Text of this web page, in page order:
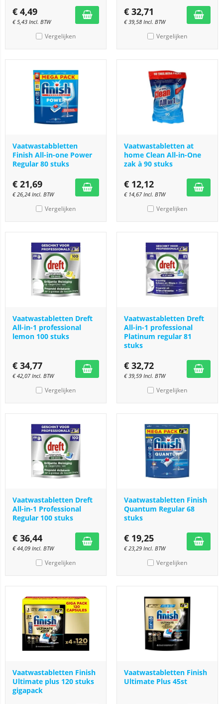
€ 4,49
€5,43 Incl. BTW
Vergelijken
€ 32,71
€39,58 Incl. BTW
Vergelijken
Vaatwastabbletten
Finish All-in-one Power
Regular 80 stuks
€ 21,69
€26,24 Incl. BTW
Vergelijken
Vaatwastabletten at
home Clean All-in-One
zak à 90 stuks
€ 12,12
€ 14,67 Incl. BTW
Vergelijken
Vaatwastabletten Dreft
All-in-1 professional
lemon 100 stuks
€ 34,77
€42,07 Incl. BTW
Vergelijken
Vaatwastabletten Dreft
All-in-1 professional
Platinum regular 81
stuks
€ 32,72
€39,59 Incl. BTW
Vergelijken
Vaatwastabletten Dreft
All-in-1 Professional
Regular 100 stuks
€ 36,44
€44,09 Incl. BTW
Vergelijken
Vaatwastabletten Finish
Quantum Regular 68
stuks
€ 19,25
€23,29 Incl. BTW
Vergelijken
Vaatwastabletten Finish
Ultimate plus 120 stuks
gigapack
Vaatwastabletten Finish
Ultimate Plus 45st